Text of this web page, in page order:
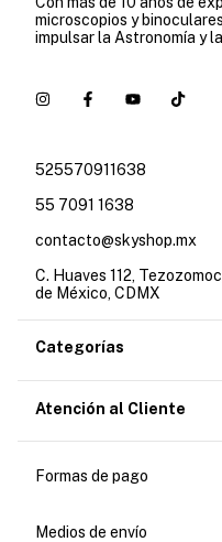
microscopios y
impulsar la Astronomía y
525570911638
55 7091 1638
contacto@skyshop.mx
C. Huaves 112,
de México, CDMX
Categorías
Atención al Cliente
Formas de pago
Medios de envío